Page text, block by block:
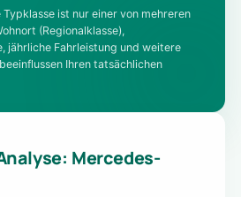
ist nur einer von mehreren
(Regionalklasse),
jährliche Fahrleistung und weitere
Ihren tatsächlichen
Mercedes-